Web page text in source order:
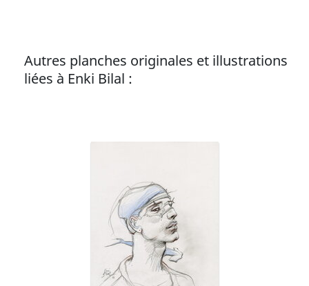
Autres planches originales et illustrations
liées à Enki Bilal :